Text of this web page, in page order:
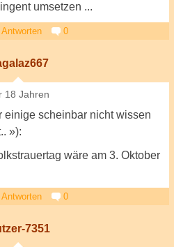
umsetzen ...
Antworten 0
18 Jahren
einige scheinbar nicht wissen
»):
wäre am 3. Oktober
Antworten 0
7351